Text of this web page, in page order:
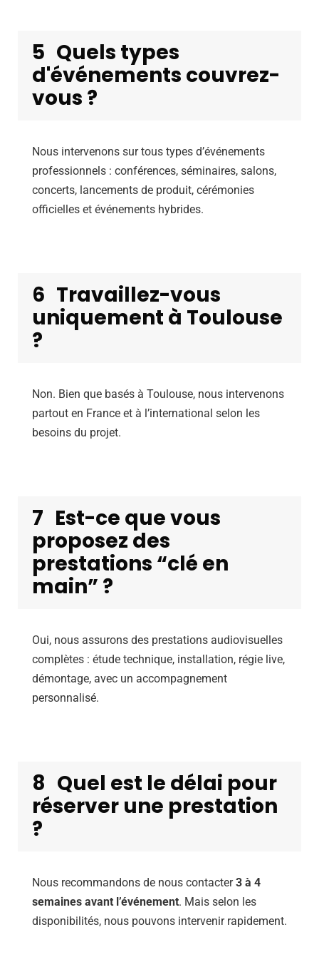
5 Quels types
d'événements couvrez-
vous ?
Nous intervenons sur tous types d’événements
professionnels : conférences, séminaires, salons,
concerts, lancements de produit, cérémonies
officielles et événements hybrides.
6 Travaillez-vous
uniquement à Toulouse
?
Non. Bien que basés à Toulouse, nous intervenons
partout en France et à l’international selon les
besoins du projet.
7 Est-ce que vous
proposez des
prestations “clé en
main” ?
Oui, nous assurons des prestations audiovisuelles
complètes : étude technique, installation, régie live,
démontage, avec un accompagnement
personnalisé.
8 Quel est le délai pour
réserver une prestation
?
Nous recommandons de nous contacter3 à 4
semaines avant l’événement. Mais selon les
disponibilités, nous pouvons intervenir rapidement.